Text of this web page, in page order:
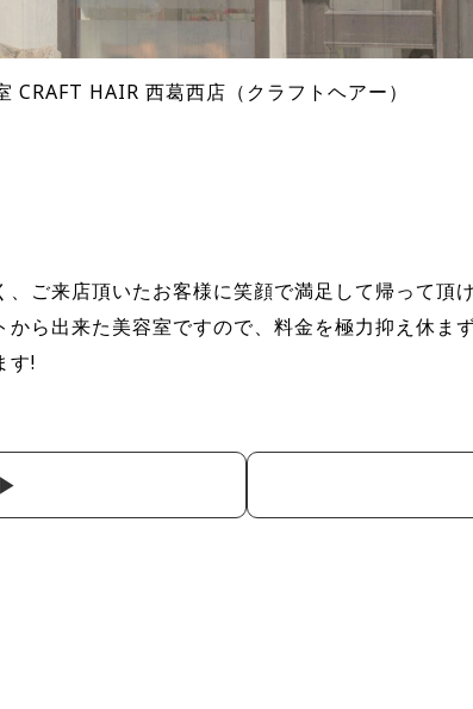
CRAFT HAIR 西葛西店（クラフトヘアー）
ご来店頂いたお客様に笑顔で満足して帰って頂
ら出来た美容室ですので、料金を極力抑え休ま
す!